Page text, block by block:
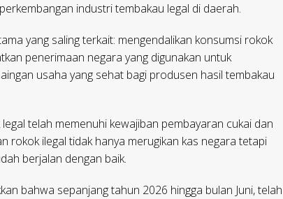
industri tembakau legal di daerah.
yang saling terkait: mengendalikan konsumsi rokok
penerimaan negara yang digunakan untuk
usaha yang sehat bagi produsen hasil tembakau
telah memenuhi kewajiban pembayaran cukai dan
rokok ilegal tidak hanya merugikan kas negara tetapi
berjalan dengan baik.
bahwa sepanjang tahun 2026 hingga bulan Juni, telah